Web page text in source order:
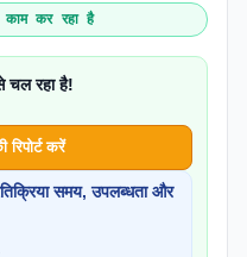
कर रहा है
रहा है!
करें
समय, उपलब्धता और